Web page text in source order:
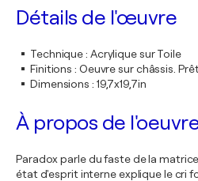
Détails de l'œuvre
Technique: Acrylique sur Toile
Finitions : Oeuvre sur châssis.
Dimensions : 19,7x19,7in
À propos de
Paradox parle du faste de la
état d'esprit interne explique le cri